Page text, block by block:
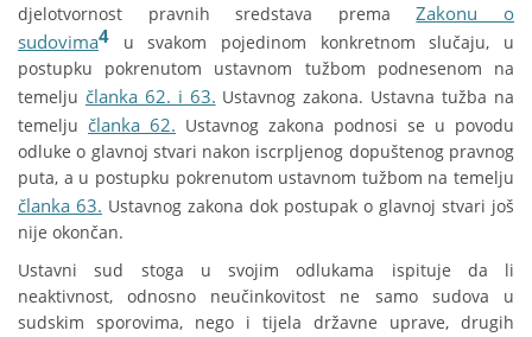
djelotvornost pravnih sredstava premaZakonu o
sudovima4 u svakom pojedinom konkretnom slučaju, u
postupku pokrenutom ustavnom tužbom podnesenom na
temelju članka 62. i 63. Ustavnog zakona. Ustavna tužba na
temelju članka 62. Ustavnog zakona podnosi se u povodu
odluke o glavnoj stvari nakon iscrpljenog dopuštenog pravnog
puta, a u postupku pokrenutom ustavnom tužbom na temelju
članka 63. Ustavnog zakona dok postupak o glavnoj stvari još
nije okončan.
Ustavni sud stoga u svojim odlukama ispituje da li
neaktivnost, odnosno neučinkovitost ne samo sudova u
sudskim sporovima, nego i tijela državne uprave, drugih